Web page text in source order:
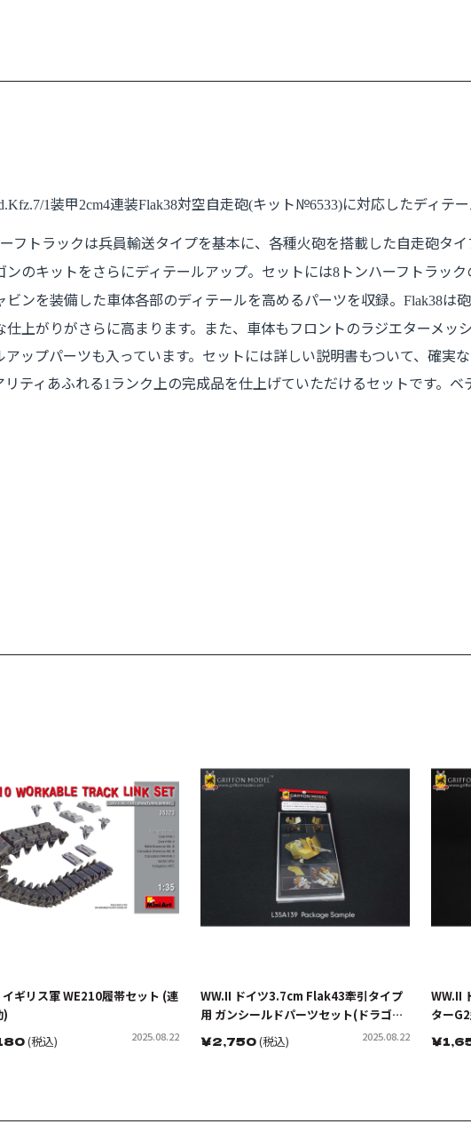
1装甲2cm4連装Flak38対空自走砲(キット№6533)に対応したディテ
フトラックは兵員輸送タイプを基本に、各種火砲を搭載した自走砲タ
のキットをさらにディテールアップ。セットには8 トンハーフトラッ
ンを装備した車体各部のディテールを高めるパーツを収録。 Flak38は
上がりがさらに高まります。また、車体もフロントのラジエターメ
ップパーツも入っています。セットには詳しい説明書もついて、確実
ティあふれる1ランク上の完成品を仕上げていただけるセットです。
イギリス軍 WE210履帯セット (連
)
(税込) 2025.08.22
WW.II ドイツ3.7cm Flak43牽引タイプ
用 ガンシールドパーツセット(ドラゴン
￥2,750(税込) 2025.08.22
WW.II
ター
スセ
￥